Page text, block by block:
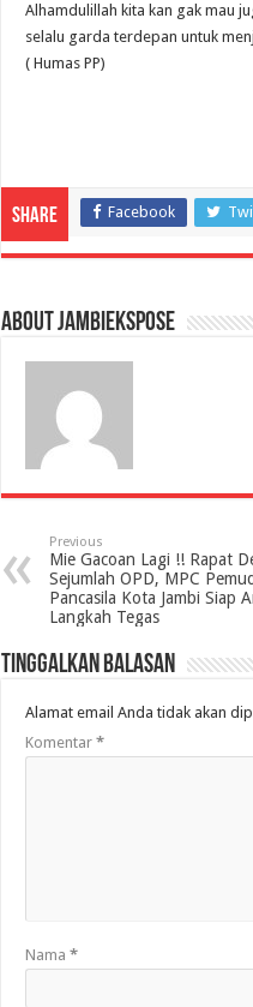
Alhamdulillah kita kan gak mau
selalu garda terdepan untuk
( Humas PP)
Share Facebook
About jambiekspose
Previous
Mie Gacoan Lagi !! Rapat
Sejumlah OPD, MPC
Pancasila Kota Jambi Siap
Langkah Tegas
Tinggalkan Balasan
Alamat email Anda tidak akan
Komentar *
Nama *